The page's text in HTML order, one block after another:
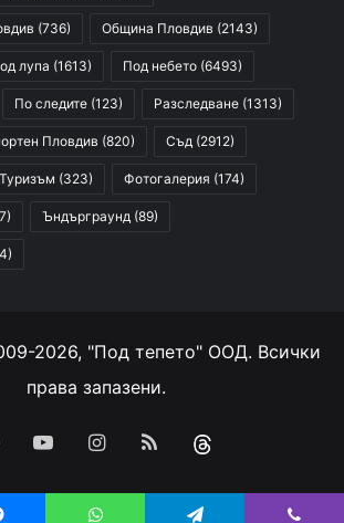
(736) Община Пловдив (2143)
лупа (1613) Под небето (6493)
По следите (123) Разследване (1313)
Пловдив (820) Съд (2912)
Туризъм (323) Фотогалерия (174)
Ъндърграунд (89)
2026, "Под тепето" ООД. Всички
права запазени.
Facebook
YouTubeInstagram
RSS